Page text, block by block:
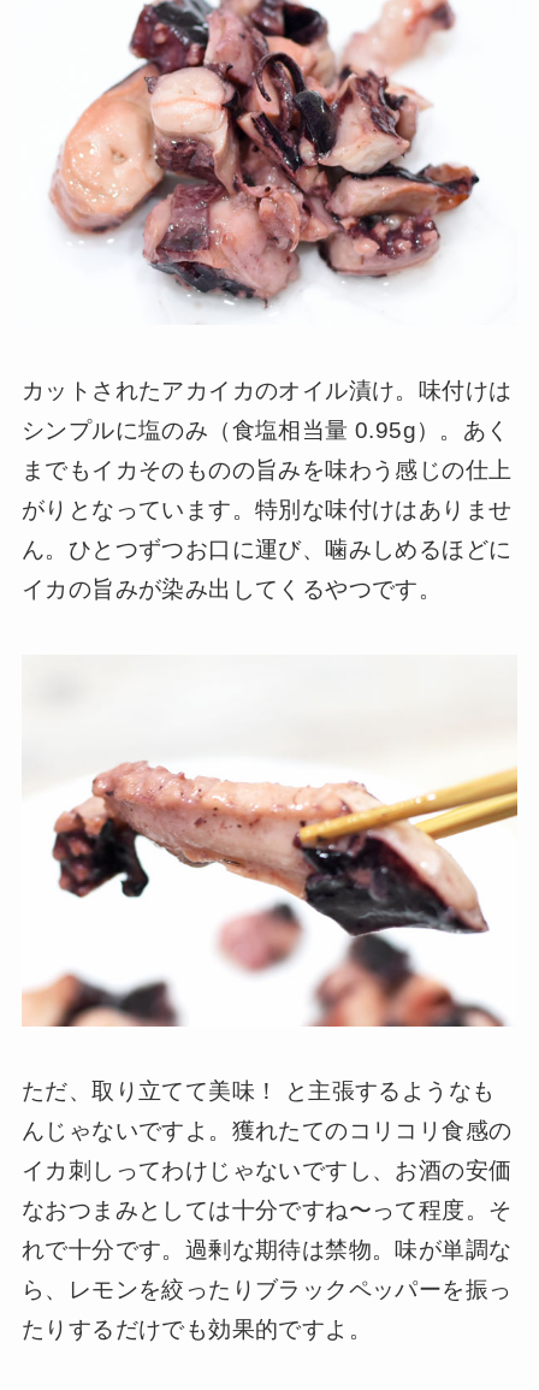
カットされたアカイカのオイル漬け。味付けは
シンプルに塩のみ（食塩相当量 0.95g）。あく
までもイカそのものの旨みを味わう感じの仕上
がりとなっています。特別な味付けはありませ
ん。ひとつずつお口に運び、噛みしめるほどに
イカの旨みが染み出してくるやつです。
ただ、取り立てて美味！ と主張するようなも
んじゃないですよ。獲れたてのコリコリ食感の
イカ刺しってわけじゃないですし、お酒の安価
なおつまみとしては十分ですね〜って程度。そ
れで十分です。過剰な期待は禁物。味が単調な
ら、レモンを絞ったりブラックペッパーを振っ
たりするだけでも効果的ですよ。